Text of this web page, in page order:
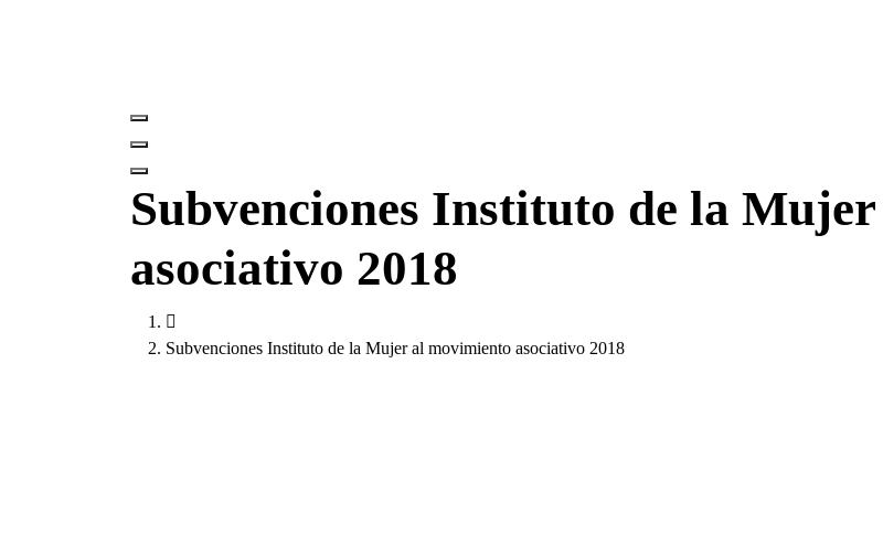
Subvenciones Instituto de la
asociativo 2018
Subvenciones Instituto de la Mujer al movimiento asociativo 2018